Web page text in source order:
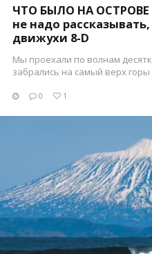
ЧТО БЫЛО НА
не надо
движухи 8-D
Мы проехали по волнам
забрались на самый верх горы
0 1